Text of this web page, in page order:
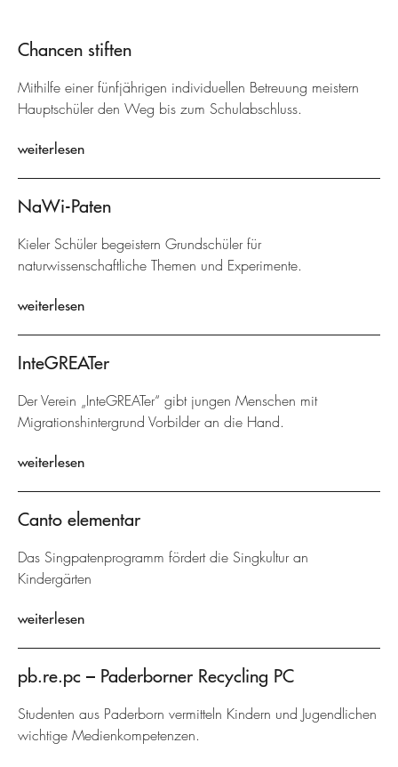
Chancen stiften
Mithilfe einer fünfjährigen individuellen Betreuung meistern
Hauptschüler den Weg bis zum Schulabschluss.
weiterlesen
NaWi-Paten
Kieler Schüler begeistern Grundschüler für
naturwissenschaftliche Themen und Experimente.
weiterlesen
InteGREATer
Der Verein „InteGREATer“ gibt jungen Menschen mit
Migrationshintergrund Vorbilder an die Hand.
weiterlesen
Canto elementar
Das Singpatenprogramm fördert die Singkultur an
Kindergärten
weiterlesen
pb.re.pc – Paderborner Recycling PC
Studenten aus Paderborn vermitteln Kindern und Jugendlichen
wichtige Medienkompetenzen.